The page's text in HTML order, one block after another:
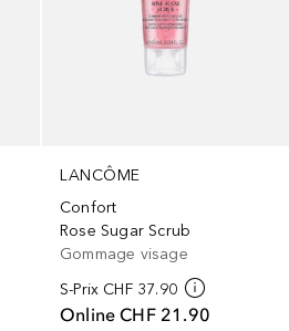
LANCÔME
Confort
Rose Sugar Scrub
Gommage visage
S-Prix CHF 37.90
Online CHF 21.90